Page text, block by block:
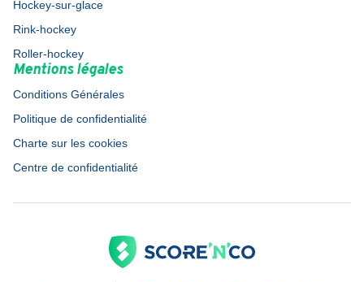
Hockey-sur-glace
Rink-hockey
Roller-hockey
Mentions légales
Conditions Générales
Politique de confidentialité
Charte sur les cookies
Centre de confidentialité